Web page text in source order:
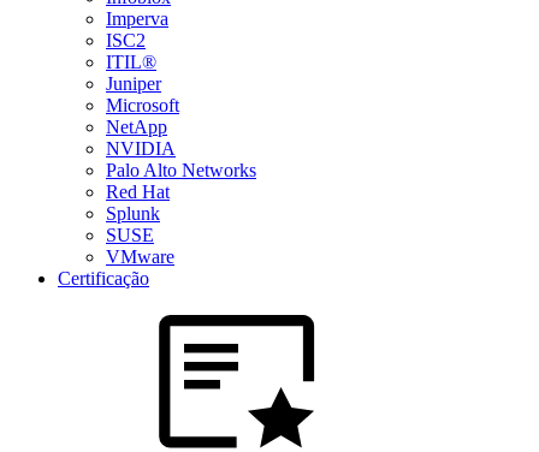
Imperva
ISC2
ITIL®
Juniper
Microsoft
NetApp
NVIDIA
Palo Alto Networks
Red Hat
Splunk
SUSE
VMware
Certificação